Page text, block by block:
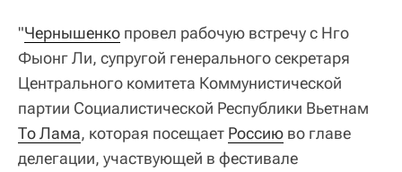
"Чернышенко провел рабочую встречу с Нго
Фыонг Ли, супругой генерального секретаря
Центрального комитета Коммунистической
партии Социалистической Республики Вьетнам
То Лама, которая посещает Россию во главе
делегации, участвующей в фестивале